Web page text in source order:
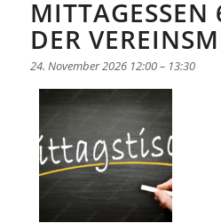
MITTAGESSEN
DER
24. November 2026 12:00– 13:30